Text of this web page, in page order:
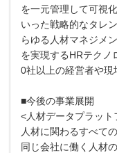
を一元管理して可視
いった戦略的なタレ
らゆる人材マネジメ
を実現するHRテクノ
0社以上の経営者や現
■今後の事業展開
<人材データプラット
人材に関わるすべて
同じ会社に働く人材